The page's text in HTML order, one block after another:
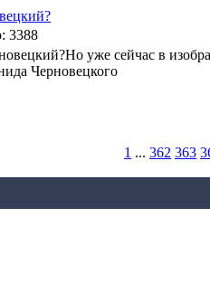
3388
Но уже сейчас в
Черновецкого
1 ... 362 363